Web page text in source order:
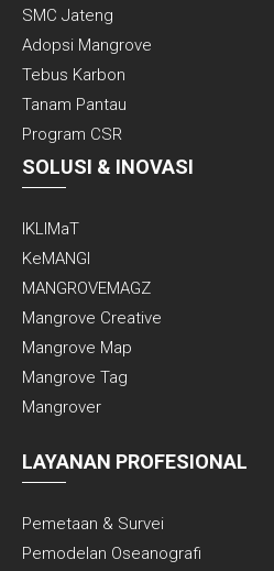
SMC Jateng
Adopsi Mangrove
Tebus Karbon
Tanam Pantau
Program CSR
SOLUSI & INOVASI
IKLIMaT
KeMANGI
MANGROVEMAGZ
Mangrove Creative
Mangrove Map
Mangrove Tag
Mangrover
LAYANAN PROFESIONAL
Pemetaan & Survei
Pemodelan Oseanografi